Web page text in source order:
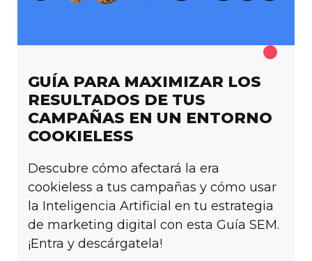
GUÍA PARA MAXIMIZAR LOS
RESULTADOS DE TUS
CAMPAÑAS EN UN ENTORNO
COOKIELESS
Descubre cómo afectará la era
cookieless a tus campañas y cómo usar
la Inteligencia Artificial en tu estrategia
de marketing digital con esta Guía SEM.
¡Entra y descárgatela!